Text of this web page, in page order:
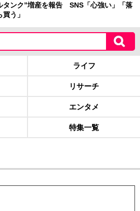
タンク”増産を報告 SNS「心強い」「落
う」
ライフ
リサーチ
エンタメ
特集一覧